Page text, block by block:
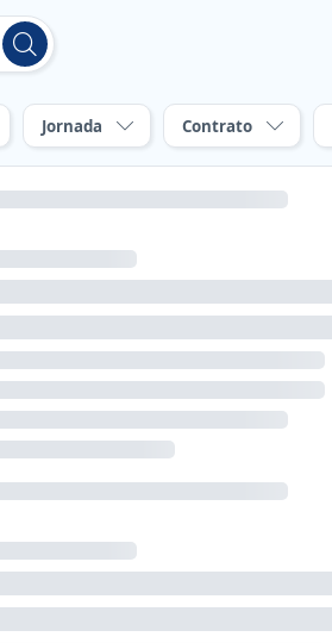
Jornada Contrato